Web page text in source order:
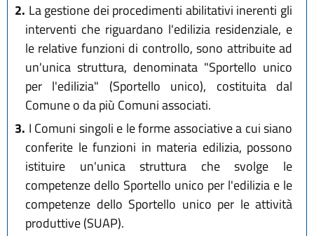
2. La gestione dei procedimenti abilitativi inerenti gli
interventi che riguardano l'edilizia residenziale, e
le relative funzioni di controllo, sono attribuite ad
un'unica struttura, denominata "Sportello unico
per l'edilizia" (Sportello unico), costituita dal
Comune o da più Comuni associati.
3. I Comuni singoli e le forme associative a cui siano
conferite le funzioni in materia edilizia, possono
istituire un'unica struttura che svolge le
competenze dello Sportello unico per l'edilizia e le
competenze dello Sportello unico per le attività
produttive (SUAP).